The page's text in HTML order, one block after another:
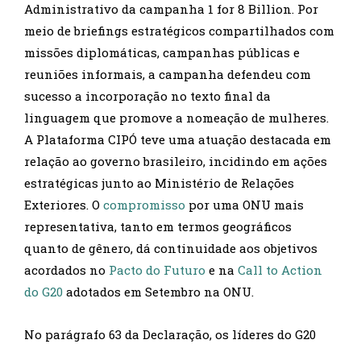
Administrativo da campanha 1 for 8 Billion. Por
meio de briefings estratégicos compartilhados com
missões diplomáticas, campanhas públicas e
reuniões informais, a campanha defendeu com
sucesso a incorporação no texto final da
linguagem que promove a nomeação de mulheres.
A Plataforma CIPÓ teve uma atuação destacada em
relação ao governo brasileiro, incidindo em ações
estratégicas junto ao Ministério de Relações
Exteriores. O compromisso por uma ONU mais
representativa, tanto em termos geográficos
quanto de gênero, dá continuidade aos objetivos
acordados no Pacto do Futuro e na Call to Action
do G20 adotados em Setembro na ONU.
No parágrafo 63 da Declaração, os líderes do G20